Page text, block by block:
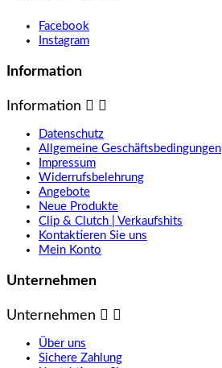
Facebook
Instagram
Information
Information  
Datenschutz
Allgemeine Geschäftsbedingungen
Impressum
Widerrufsbelehrung
Angebote
Neue Produkte
Clip & Clutch | Verkaufshits
Kontaktieren Sie uns
Mein Konto
Unternehmen
Unternehmen  
Über uns
Sichere Zahlung